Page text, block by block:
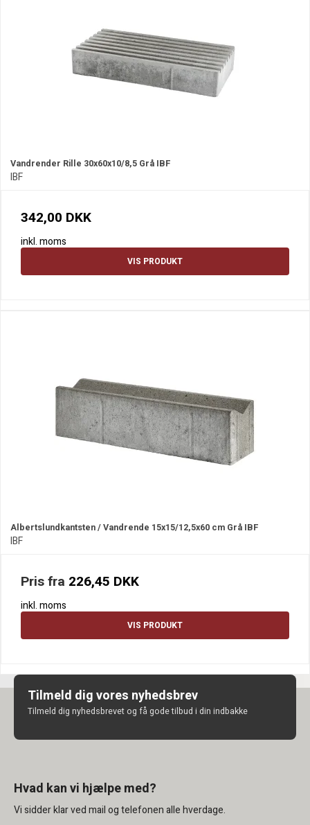
Vandrender Rille 30x60x10/8,5 Grå IBF
IBF
342,00 DKK
inkl. moms
VIS PRODUKT
Albertslundkantsten / Vandrende 15x15/12,5x60 cm Grå IBF
IBF
Pris fra 226,45 DKK
inkl. moms
VIS PRODUKT
Tilmeld dig vores nyhedsbrev
Tilmeld dig nyhedsbrevet og få gode tilbud i din indbakke
Hvad kan vi hjælpe med?
Vi sidder klar ved mail og telefonen alle hverdage.